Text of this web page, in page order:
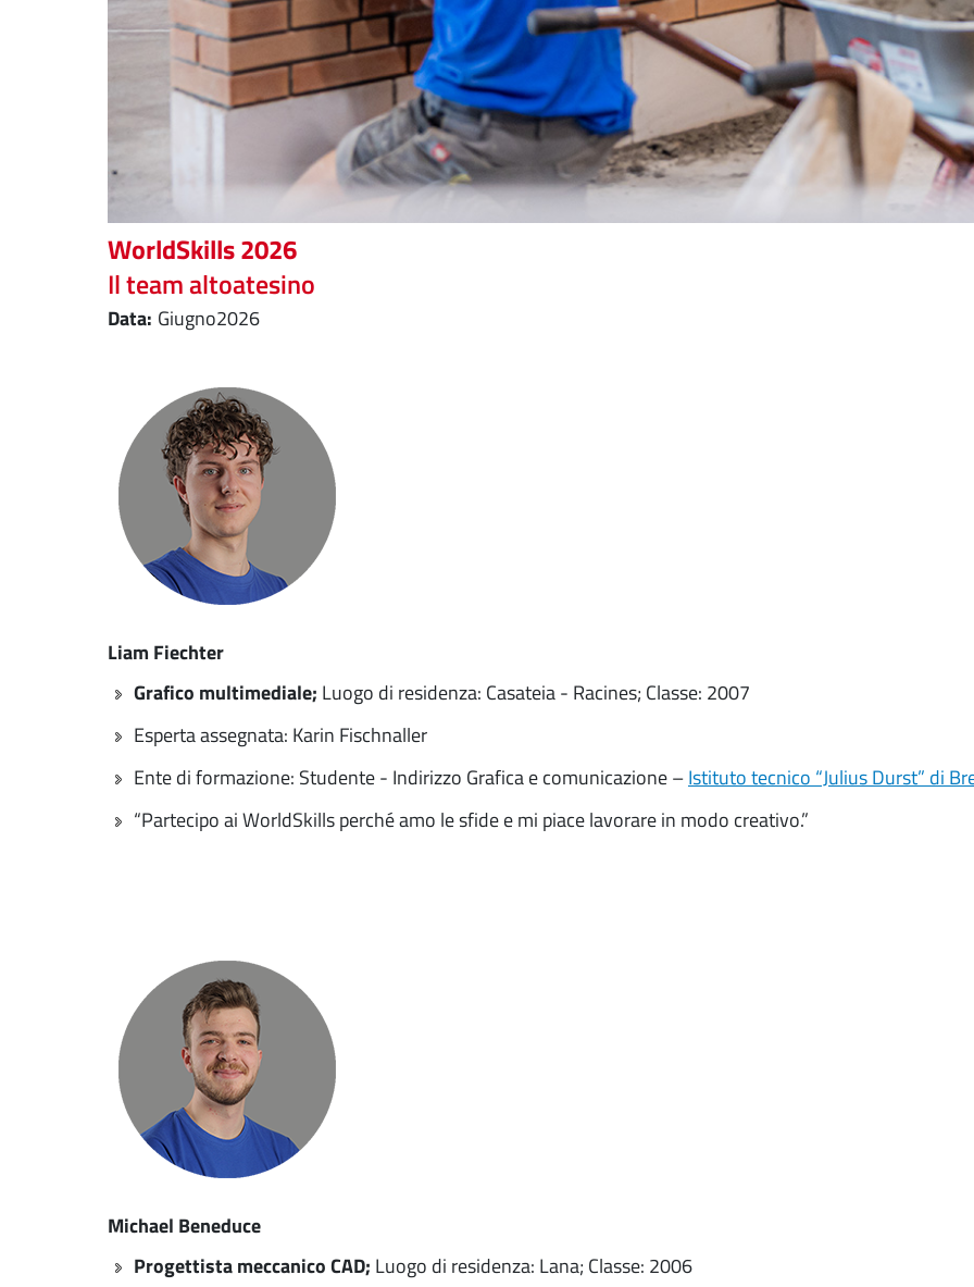
WorldSkills 2026
Il team altoatesino
giugno2026
Liam Fiechter
Grafico multimediale; Luogo di residenza: Casateia - Racines; Classe: 2007
Esperta assegnata: Karin Fischnaller
Ente di formazione: Studente - Indirizzo Grafica e comunicazione –Istituto tecnico “Julius Durst” di
“Partecipo ai WorldSkills perché amo le sfide e mi piace lavorare in modo creativo.”
Michael Beneduce
Progettista meccanico CAD; Luogo di residenza: Lana; Classe: 2006